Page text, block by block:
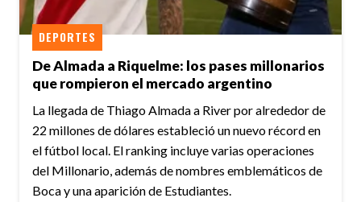
De Almada a Riquelme: los pases millonarios
que rompieron el mercado argentino
DEPORTES
La llegada de Thiago Almada a River por alrededor de
22 millones de dólares estableció un nuevo récord en
el fútbol local. El ranking incluye varias operaciones
del Millonario, además de nombres emblemáticos de
Boca y una aparición de Estudiantes.